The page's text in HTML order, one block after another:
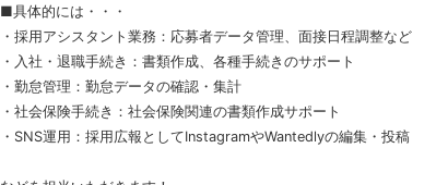
■具体的には・・・
・採用アシスタント業務：応募者データ管理、面接日程調整など
・入社・退職手続き：書類作成、各種手続きのサポート
・勤怠管理：勤怠データの確認・集計
・社会保険手続き：社会保険関連の書類作成サポート
・SNS運用：採用広報としてInstagramやWantedlyの編集・投稿